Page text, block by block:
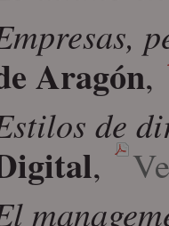
Aragón,
de
,